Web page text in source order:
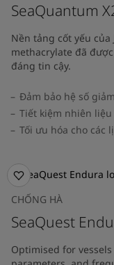
SeaQuantum
Nền tảng cốt yếu của
methacrylate đã
đáng tin cậy.
Đảm bảo hệ số
Tiết kiệm nhiên liệu
Tối ưu hóa cho các
CHỐNG HÀ
SeaQuest
Optimised for